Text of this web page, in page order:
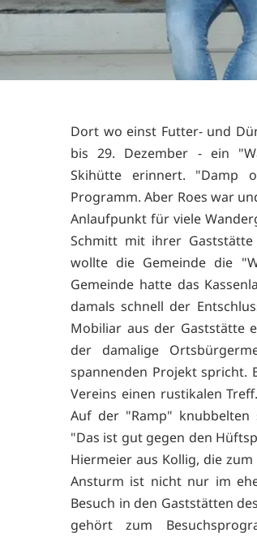
Dort wo einst Futter- und
bis 29. Dezember - ein
Skihütte erinnert. "Damp
Programm. Aber Roes war
Anlaufpunkt für viele
Schmitt mit ihrer Gaststätte
wollte die Gemeinde die
Gemeinde hatte das
damals schnell der
Mobiliar aus der Gaststätte
der damalige
spannenden Projekt spricht.
Vereins einen rustikalen
Auf der "Ramp" knubbelten
"Das ist gut gegen den
Hiermeier aus Kollig, die
Ansturm ist nicht nur im
Besuch in den Gaststätten
gehört zum